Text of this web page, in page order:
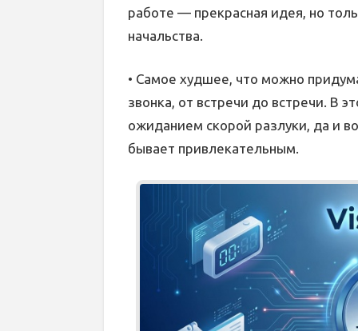
работе — прекрасная идея, но
начальства.
• Самое худшее, что можно
звонка, от встречи до встречи. В
ожиданием скорой разлуки, да и
бывает привлекательным.